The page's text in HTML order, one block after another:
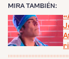
MIRA TAMBIÉN: